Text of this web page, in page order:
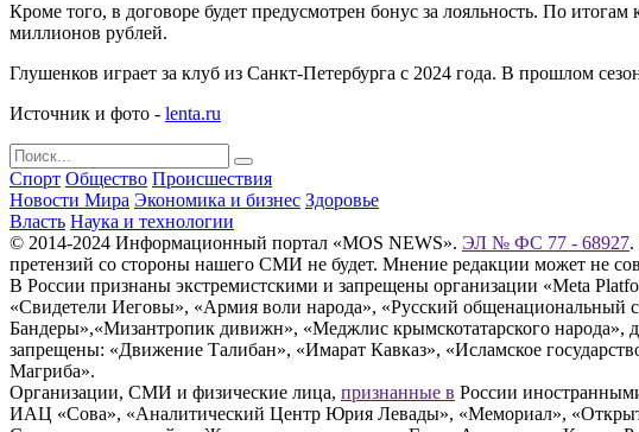
Кроме того, в договоре будет предусмотрен бонус за лояльность. По
миллионов рублей.
Глушенков играет за клуб из Санкт-Петербурга с 2024 года. В прошлом
Источник и фото - lenta.ru
Спорт Общество Происшествия
Новости Мира Экономика и бизнес Здоровье
Власть Наука и технологии
© 2014-2024 Информационный портал «MOS NEWS». ЭЛ № ФС 77 - 68927.
претензий со стороны нашего СМИ не будет. Мнение редакции может не
В России признаны экстремистскими и запрещены организации «Meta
«Свидетели Иеговы», «Армия воли народа», «Русский
Бандеры»,«Мизантропик дивижн», «Меджлис крымскотатарского народа»,
запрещены: «Движение Талибан», «Имарат Кавказ», «Исламское
Магриба».
Организации, СМИ и физические лица, признанные в России
ИАЦ «Сова», «Аналитический Центр Юрия Левады», «Мемориал»,